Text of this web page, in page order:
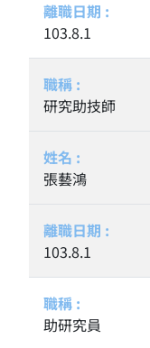
103.8.1
研究助技師
張藝鴻
103.8.1
助研究員